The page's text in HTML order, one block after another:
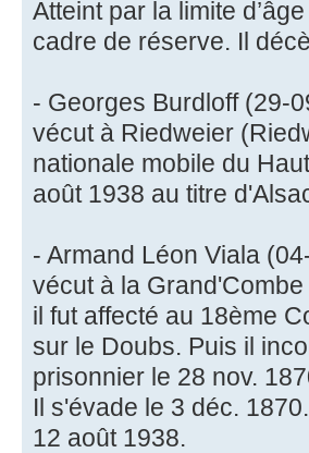
Atteint par la limite
cadre de réserve. Il
- Georges Burdloff (29-
vécut à Riedweier
nationale mobile du
août 1938 au titre
- Armand Léon Viala
vécut à la
il fut affecté au 18ème
sur le Doubs. Puis il
prisonnier le 28 nov.
Il s'évade le 3 déc.
12 août 1938.